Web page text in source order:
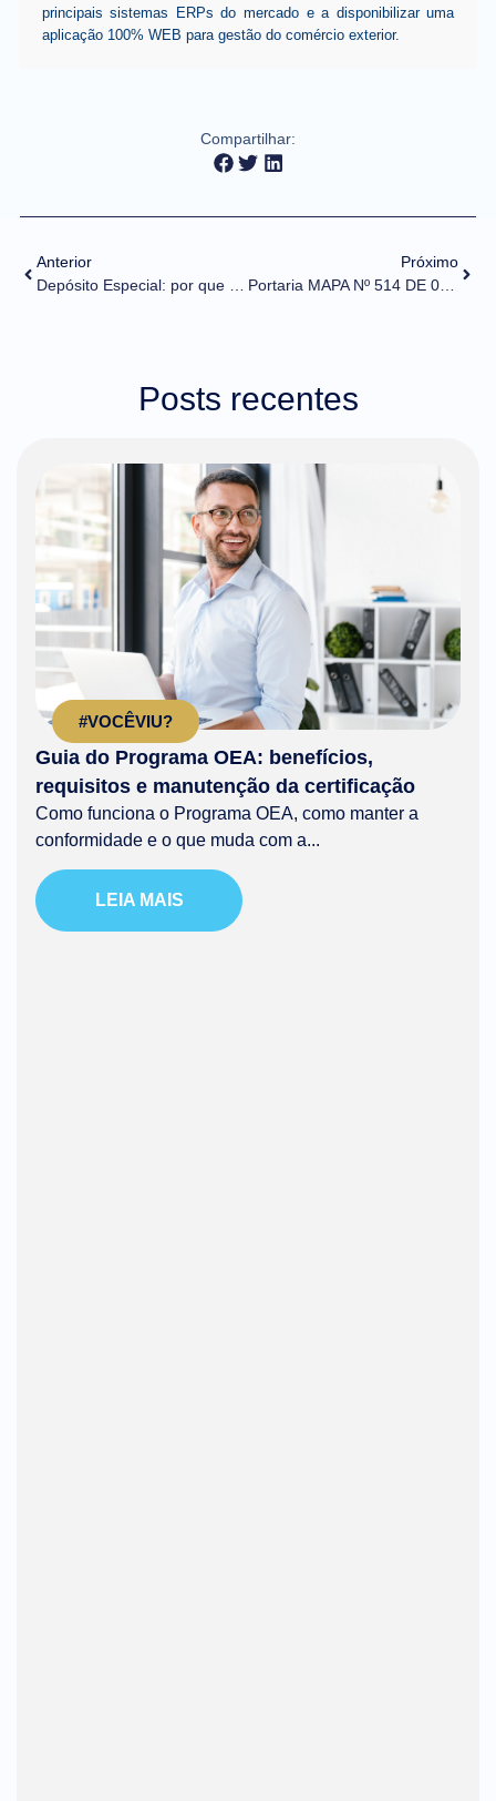
principais sistemas ERPs do mercado e a disponibilizar uma
aplicação 100% WEB para gestão do comércio exterior.
Compartilhar:
Anterior
Próximo
Portaria MAPA Nº 514 DE 08/11/2022
Posts recentes
#VOCÊVIU?
Guia do Programa OEA: benefícios,
requisitos e manutenção da certificação
Como funciona o Programa OEA, como manter a
conformidade e o que muda com a...
LEIA MAIS